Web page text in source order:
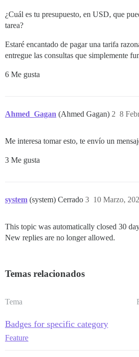
¿Cuál es tu presupuesto, en USD, que
tarea?
Estaré encantado de pagar una tarifa
entregue las consultas que simplemente
6 Me gusta
Ahmed_Gagan (Ahmed Gagan) 8
2
Me interesa tomar esto, te envío un
3 Me gusta
system (system) Cerrado 10 Marzo,
3
This topic was automatically closed 30
New replies are no longer allowed.
Temas relacionados
Tema
Badges for specific category
Feature